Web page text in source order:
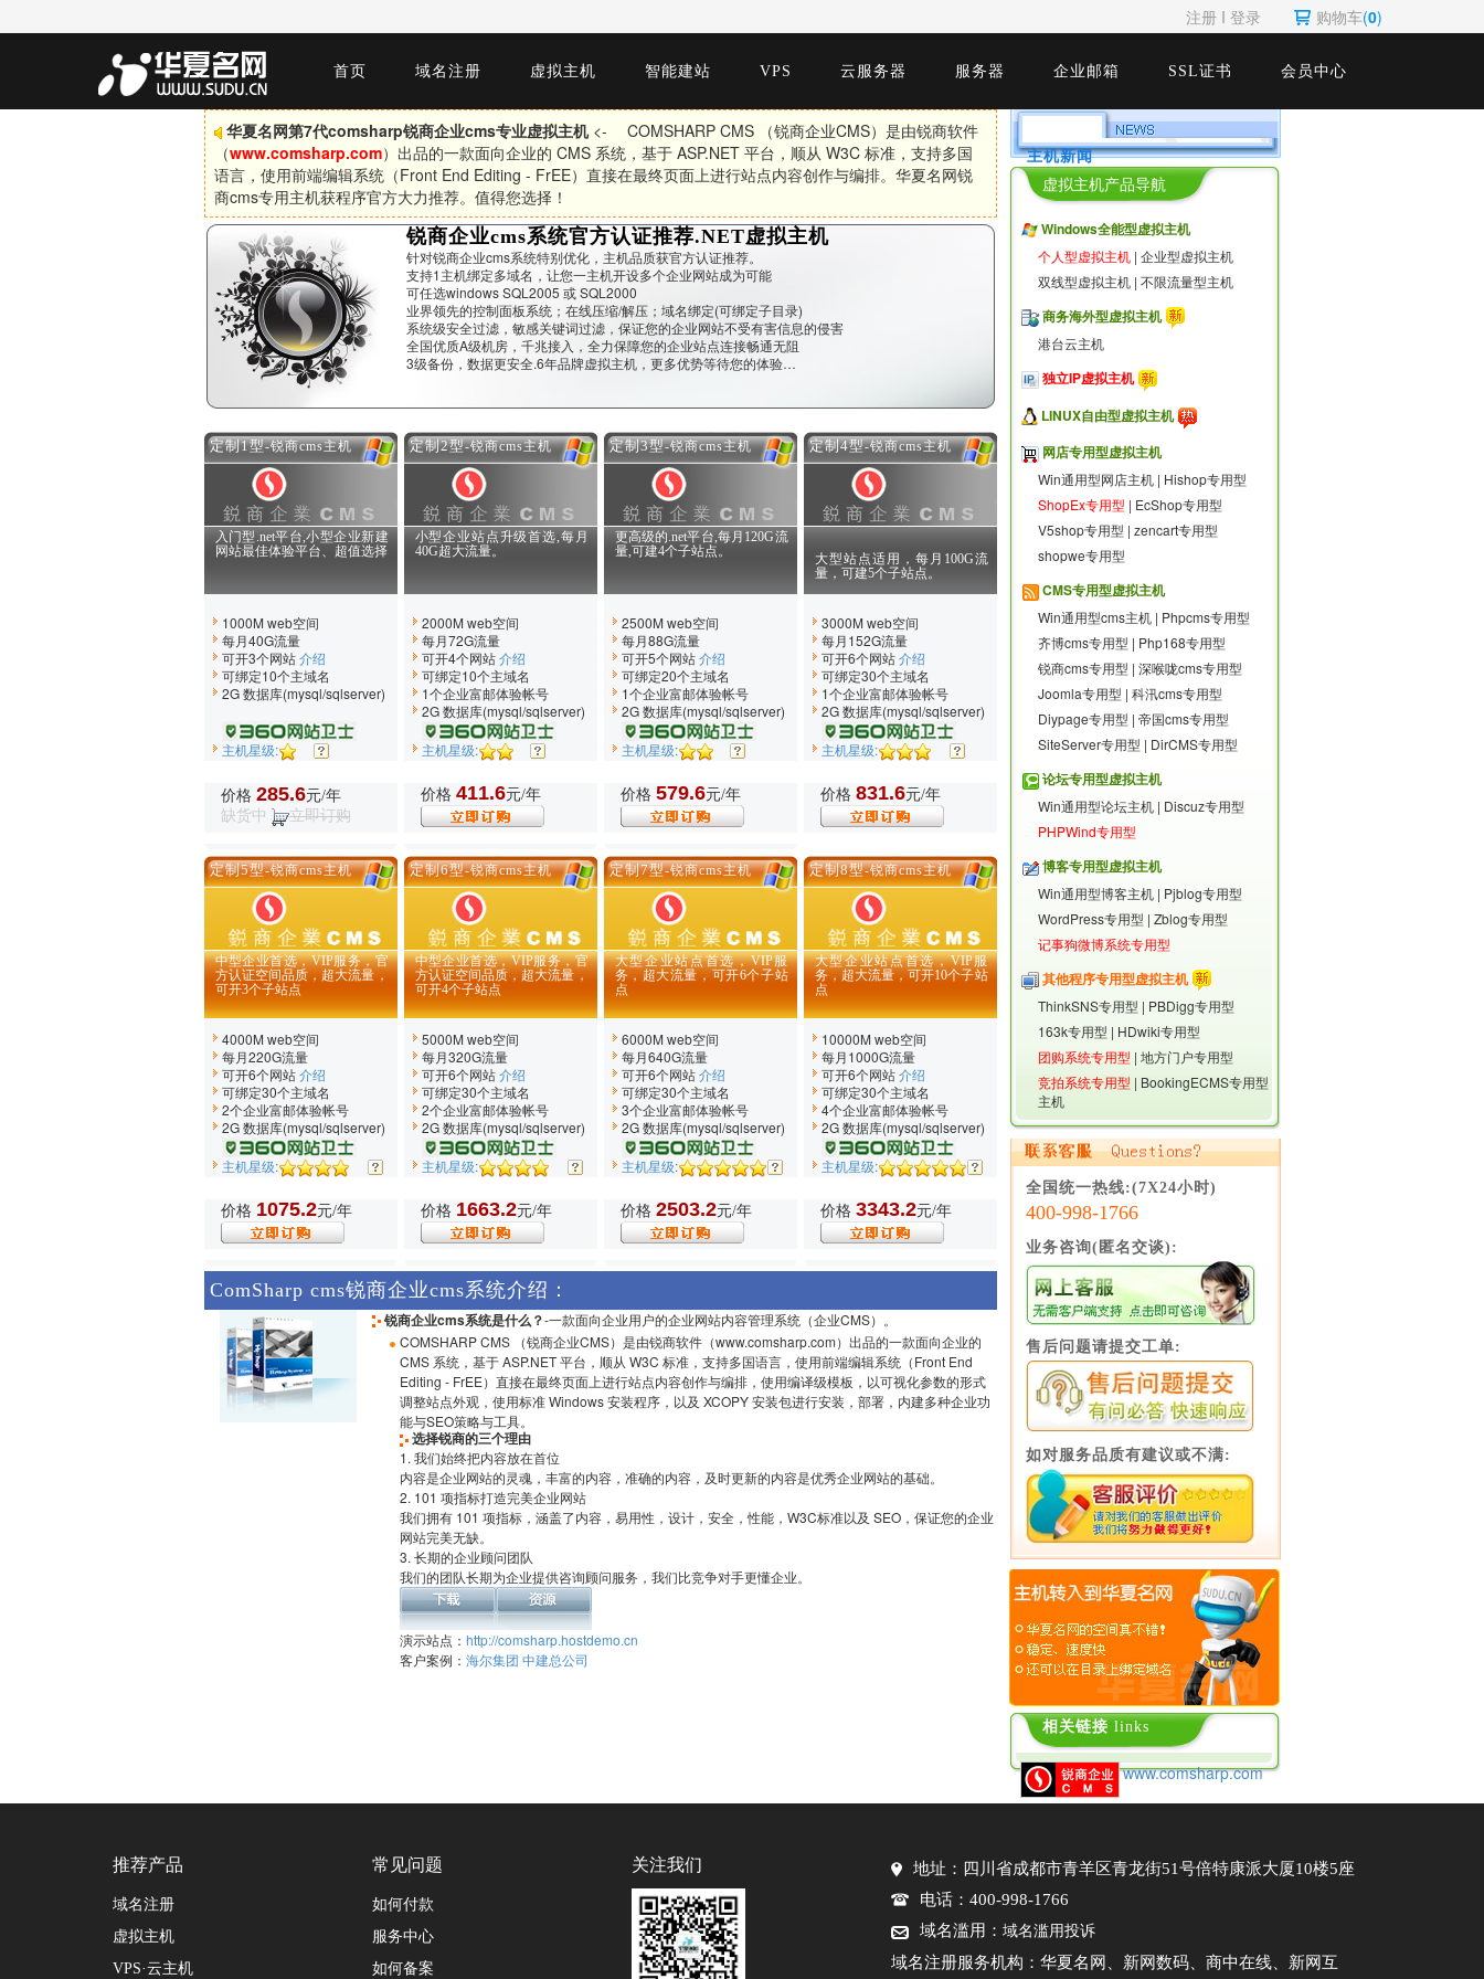
注册 Ι 登录 购物车(0)
首页 域名注册 虚拟主机 智能建站 VPS 云服务器 服务器 企业邮箱 SSL证书 会员中心
华夏名网第7代comsharp锐商企业cms专业虚拟主机<- COMSHARP CMS （锐商企业CMS）是由锐商软件
（www.comsharp.com）出品的一款面向企业的 CMS 系统，基于 ASP.NET 平台，顺从 W3C 标准，支持多国
语言，使用前端编辑系统（Front End Editing - FrEE）直接在最终页面上进行站点内容创作与编排。华夏名网锐
商cms专用主机获程序官方大力推荐。值得您选择！
锐商企业cms系统官方认证推荐.NET虚拟主机
针对锐商企业cms系统特别优化，主机品质获官方认证推荐。
支持1主机绑定多域名，让您一主机开设多个企业网站成为可能
可任选windows SQL2005 或 SQL2000
业界领先的控制面板系统；在线压缩/解压；域名绑定(可绑定子目录)
系统级安全过滤，敏感关键词过滤，保证您的企业网站不受有害信息的侵害
全国优质A级机房，千兆接入，全力保障您的企业站点连接畅通无阻
3级备份，数据更安全.6年品牌虚拟主机，更多优势等待您的体验…
定制1型-锐商cms主机
入门型.net平台,小型企业新建
网站最佳体验平台、超值选择
1000M web空间
每月40G流量
可开3个网站介绍
可绑定10个主域名
2G 数据库(mysql/sqlserver)
主机星级:
定制2型-锐商cms主机
小型企业站点升级首选,每月
40G超大流量。
2000M web空间
每月72G流量
可开4个网站介绍
可绑定10个主域名
1个企业富邮体验帐号
2G 数据库(mysql/sqlserver)
主机星级:
定制3型-锐商cms主机
更高级的.net平台,每月120G流
量,可建4个子站点。
2500M web空间
每月88G流量
可开5个网站介绍
可绑定20个主域名
1个企业富邮体验帐号
2G 数据库(mysql/sqlserver)
主机星级:
定制4型-锐商cms主机
大型站点适用，每月100G流
量，可建5个子站点。
3000M web空间
每月152G流量
可开6个网站介绍
可绑定30个主域名
1个企业富邮体验帐号
2G 数据库(mysql/sqlserver)
主机星级:
价格 285.6元/年
缺货中
立即订购
价格 411.6元/年 价格 579.6元/年 价格 831.6元/年
定制5型-锐商cms主机
中型企业首选，VIP服务，官
方认证空间品质，超大流量，
可开3个子站点
4000M web空间
每月220G流量
可开6个网站介绍
可绑定30个主域名
2个企业富邮体验帐号
2G 数据库(mysql/sqlserver)
主机星级:
定制6型-锐商cms主机
中型企业首选，VIP服务，官
方认证空间品质，超大流量，
可开4个子站点
5000M web空间
每月320G流量
可开6个网站介绍
可绑定30个主域名
2个企业富邮体验帐号
2G 数据库(mysql/sqlserver)
主机星级:
定制7型-锐商cms主机
大型企业站点首选，VIP服
务，超大流量，可开6个子站
点
6000M web空间
每月640G流量
可开6个网站介绍
可绑定30个主域名
3个企业富邮体验帐号
2G 数据库(mysql/sqlserver)
主机星级:
定制8型-锐商cms主机
大型企业站点首选，VIP服
务，超大流量，可开10个子站
点
10000M web空间
每月1000G流量
可开6个网站介绍
可绑定30个主域名
4个企业富邮体验帐号
2G 数据库(mysql/sqlserver)
主机星级:
价格 1075.2元/年 价格 1663.2元/年 价格 2503.2元/年 价格 3343.2元/年
ComSharp cms锐商企业cms系统介绍：
锐商企业cms系统是什么？-一款面向企业用户的企业网站内容管理系统（企业CMS）。
COMSHARP CMS （锐商企业CMS）是由锐商软件（www.comsharp.com）出品的一款面向企业的
CMS 系统，基于 ASP.NET 平台，顺从 W3C 标准，支持多国语言，使用前端编辑系统（Front End
Editing - FrEE）直接在最终页面上进行站点内容创作与编排，使用编译级模板，以可视化参数的形式
调整站点外观，使用标准 Windows 安装程序，以及 XCOPY 安装包进行安装，部署，内建多种企业功
能与SEO策略与工具。
选择锐商的三个理由
1. 我们始终把内容放在首位
内容是企业网站的灵魂，丰富的内容，准确的内容，及时更新的内容是优秀企业网站的基础。
2. 101 项指标打造完美企业网站
我们拥有 101 项指标，涵盖了内容，易用性，设计，安全，性能，W3C标准以及 SEO，保证您的企业
网站完美无缺。
3. 长期的企业顾问团队
我们的团队长期为企业提供咨询顾问服务，我们比竞争对手更懂企业。
演示站点： http://comsharp.hostdemo.cn
客户案例： 海尔集团 中建总公司
主机新闻
虚拟主机产品导航
Windows全能型虚拟主机
个人型虚拟主机| 企业型虚拟主机
双线型虚拟主机| 不限流量型主机
商务海外型虚拟主机
港台云主机
独立IP虚拟主机
LINUX自由型虚拟主机
网店专用型虚拟主机
Win通用型网店主机| Hishop专用型
ShopEx专用型 | EcShop专用型
V5shop专用型 | zencart专用型
shopwe专用型
CMS专用型虚拟主机
Win通用型cms主机| Phpcms专用型
齐博cms专用型 | Php168专用型
锐商cms专用型 | 深喉咙cms专用型
Joomla专用型 | 科汛cms专用型
Diypage专用型 | 帝国cms专用型
SiteServer专用型 | DirCMS专用型
论坛专用型虚拟主机
Win通用型论坛主机| Discuz专用型
PHPWind专用型
博客专用型虚拟主机
Win通用型博客主机| Pjblog专用型
WordPress专用型 | Zblog专用型
记事狗微博系统专用型
其他程序专用型虚拟主机
ThinkSNS专用型 | PBDigg专用型
163k专用型 | HDwiki专用型
团购系统专用型 | 地方门户专用型
竞拍系统专用型 | BookingECMS专用型
主机
全国统一热线:(7X24小时)
400-998-1766
业务咨询(匿名交谈):
售后问题请提交工单:
如对服务品质有建议或不满:
相关链接 links
www.comsharp.com
推荐产品
域名注册
虚拟主机
VPS·云主机
常见问题
如何付款
服务中心
如何备案
关注我们
地址：四川省成都市青羊区青龙街51号倍特康派大厦10楼5座
电话：400-998-1766
域名滥用： 域名滥用投诉
域名注册服务机构：华夏名网、新网数码、商中在线、新网互